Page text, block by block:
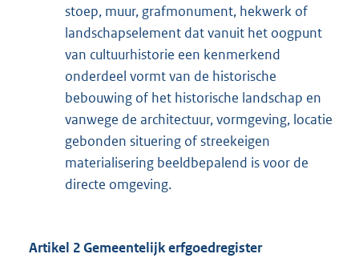
stoep, muur, grafmonument, hekwerk of
landschapselement dat vanuit het oogpunt
van cultuurhistorie een kenmerkend
onderdeel vormt van de historische
bebouwing of het historische landschap en
vanwege de architectuur, vormgeving, locatie
gebonden situering of streekeigen
materialisering beeldbepalend is voor de
directe omgeving.
Artikel 2 Gemeentelijk erfgoedregister